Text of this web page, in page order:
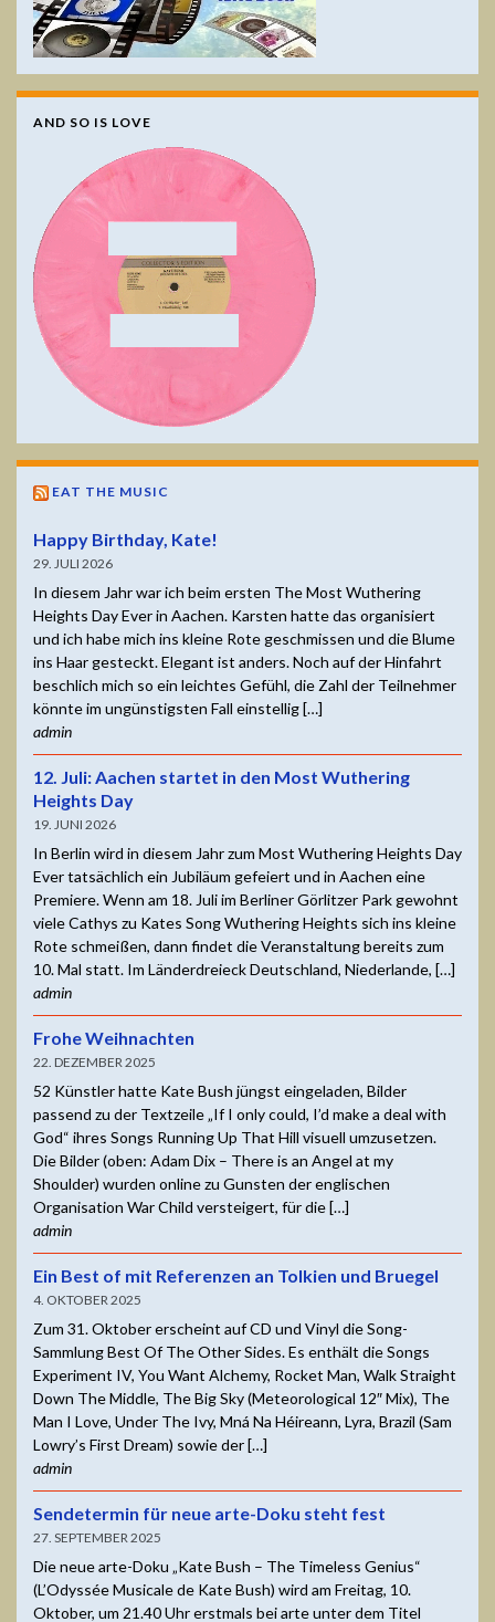
AND SO IS LOVE
EAT THE MUSIC
Happy Birthday, Kate!
29. JULI 2026
In diesem Jahr war ich beim ersten The Most Wuthering
Heights Day Ever in Aachen. Karsten hatte das organisiert
und ich habe mich ins kleine Rote geschmissen und die Blume
ins Haar gesteckt. Elegant ist anders. Noch auf der Hinfahrt
beschlich mich so ein leichtes Gefühl, die Zahl der Teilnehmer
könnte im ungünstigsten Fall einstellig […]
admin
12. Juli: Aachen startet in den Most Wuthering
Heights Day
19. JUNI 2026
In Berlin wird in diesem Jahr zum Most Wuthering Heights Day
Ever tatsächlich ein Jubiläum gefeiert und in Aachen eine
Premiere. Wenn am 18. Juli im Berliner Görlitzer Park gewohnt
viele Cathys zu Kates Song Wuthering Heights sich ins kleine
Rote schmeißen, dann findet die Veranstaltung bereits zum
10. Mal statt. Im Länderdreieck Deutschland, Niederlande, […]
admin
Frohe Weihnachten
22. DEZEMBER 2025
52 Künstler hatte Kate Bush jüngst eingeladen, Bilder
passend zu der Textzeile „If I only could, I’d make a deal with
God“ ihres Songs Running Up That Hill visuell umzusetzen.
Die Bilder (oben: Adam Dix – There is an Angel at my
Shoulder) wurden online zu Gunsten der englischen
Organisation War Child versteigert, für die […]
admin
Ein Best of mit Referenzen an Tolkien und Bruegel
4. OKTOBER 2025
Zum 31. Oktober erscheint auf CD und Vinyl die Song-
Sammlung Best Of The Other Sides. Es enthält die Songs
Experiment IV, You Want Alchemy, Rocket Man, Walk Straight
Down The Middle, The Big Sky (Meteorological 12″ Mix), The
Man I Love, Under The Ivy, Mná Na Héireann, Lyra, Brazil (Sam
Lowry’s First Dream) sowie der […]
admin
Sendetermin für neue arte-Doku steht fest
27. SEPTEMBER 2025
Die neue arte-Doku „Kate Bush – The Timeless Genius“
(L’Odyssée Musicale de Kate Bush) wird am Freitag, 10.
Oktober, um 21.40 Uhr erstmals bei arte unter dem Titel